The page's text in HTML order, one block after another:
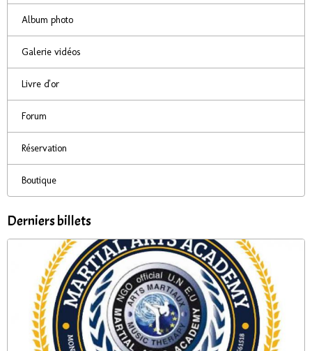
Album photo
Galerie vidéos
Livre d'or
Forum
Réservation
Boutique
Derniers billets